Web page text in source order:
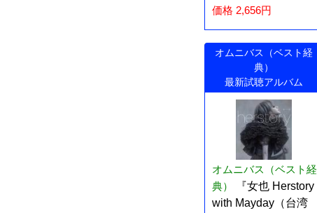
価格 2,656円
オムニバス（ベスト経
典）
最新試聴アルバム
オムニバス（ベスト経
典）
『女也 Herstory
with Mayday（台湾